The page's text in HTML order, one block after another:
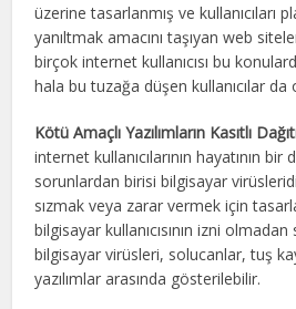
üzerine tasarlanmış ve kullanıcıları
yanıltmak amacını taşıyan web
birçok internet kullanıcısı bu
hala bu tuzağa düşen kullanıcılar da
Kötü Amaçlı Yazılımların Kasıtlı
internet kullanıcılarının hayatının bir
sorunlardan birisi bilgisayar
sızmak veya zarar vermek için
bilgisayar kullanıcısının izni
bilgisayar virüsleri, solucanlar, tuş
yazılımlar arasında gösterilebilir.